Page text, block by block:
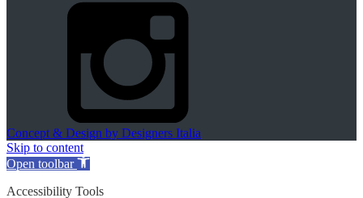
Concept & Design by Designers Italia
Skip to content
Open toolbar
Accessibility Tools